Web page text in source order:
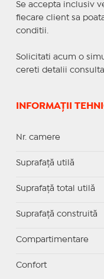
Se accepta inclusiv
fiecare client sa
conditii.
Solicitati acum o
cereti detalii
INFORMAȚII
Nr. camere
Suprafaţă utilă
Suprafaţă total utilă
Suprafaţă construită
Compartimentare
Confort